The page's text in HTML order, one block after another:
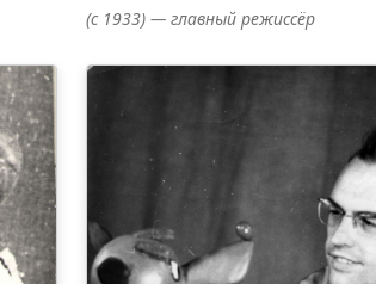
(с 1933) — главный режиссёр